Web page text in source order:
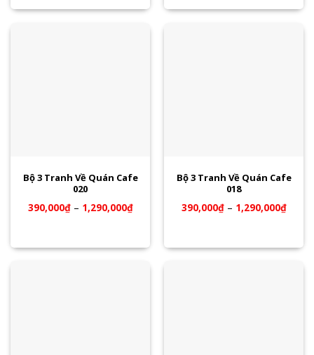
Bộ 3 Tranh Về Quán Cafe
020
390,000₫– 1,290,000₫
Bộ 3 Tranh Về Quán Cafe
018
390,000₫– 1,290,000₫